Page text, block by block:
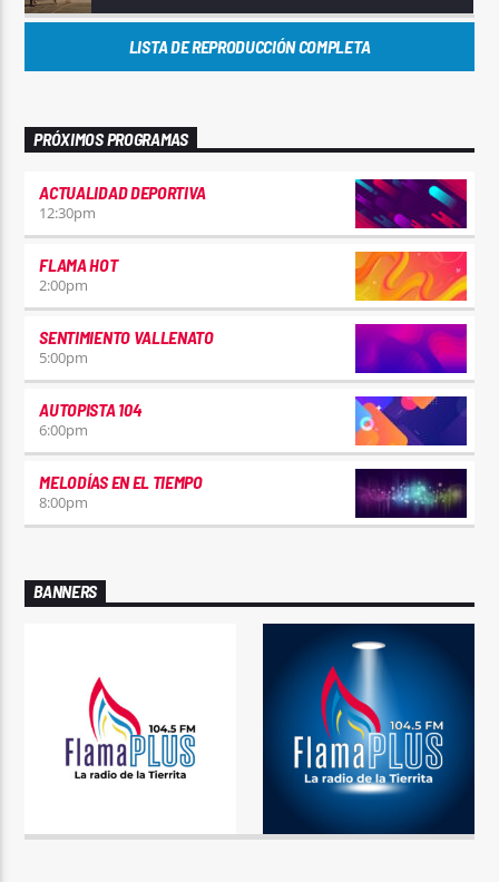
LISTA DE REPRODUCCIÓN COMPLETA
PRÓXIMOS PROGRAMAS
ACTUALIDAD DEPORTIVA
12:30pm
FLAMA HOT
2:00pm
SENTIMIENTO VALLENATO
5:00pm
AUTOPISTA 104
6:00pm
MELODÍAS EN EL TIEMPO
8:00pm
BANNERS